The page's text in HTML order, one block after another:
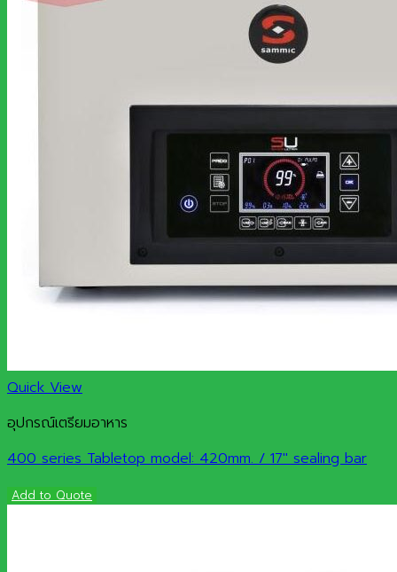
Quick View
อุปกรณ์เตรียมอาหาร
400 series Tabletop model: 420mm. / 17″ sealing bar
Add to Quote